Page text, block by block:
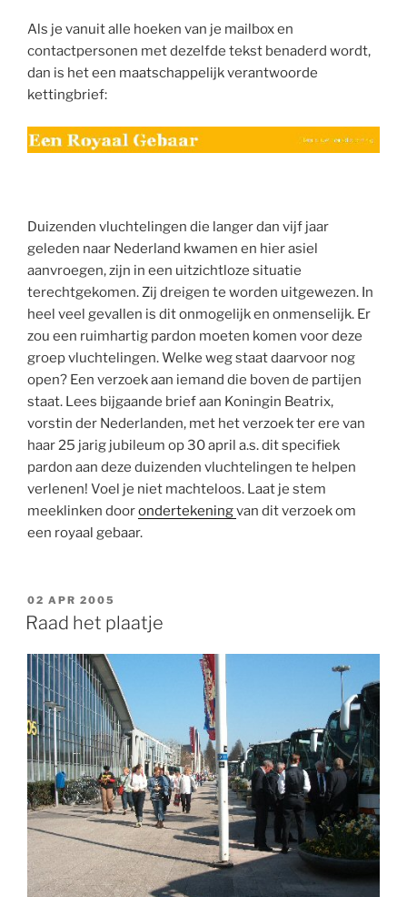
Als je vanuit alle hoeken van je mailbox en
contactpersonen met dezelfde tekst benaderd wordt,
dan is het een maatschappelijk verantwoorde
kettingbrief:
Duizenden vluchtelingen die langer dan vijf jaar
geleden naar Nederland kwamen en hier asiel
aanvroegen, zijn in een uitzichtloze situatie
terechtgekomen. Zij dreigen te worden uitgewezen. In
heel veel gevallen is dit onmogelijk en onmenselijk. Er
zou een ruimhartig pardon moeten komen voor deze
groep vluchtelingen. Welke weg staat daarvoor nog
open? Een verzoek aan iemand die boven de partijen
staat. Lees bijgaande brief aan Koningin Beatrix,
vorstin der Nederlanden, met het verzoek ter ere van
haar 25 jarig jubileum op 30 april a.s. dit specifiek
pardon aan deze duizenden vluchtelingen te helpen
verlenen! Voel je niet machteloos. Laat je stem
meeklinken doorondertekeningvan dit verzoek om
een royaal gebaar.
GEPLAATST
OP
02 APR 2005
Raad het plaatje